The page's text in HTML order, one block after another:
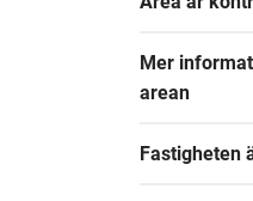
Mer
arean
Fastigheten